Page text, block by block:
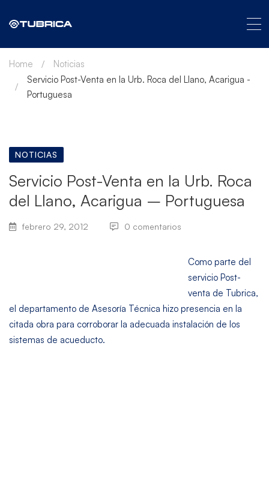
Home
Noticias
Servicio Post-Venta en la Urb. Roca del Llano, Acarigua -
Portuguesa
NOTICIAS
Servicio Post-Venta en la Urb. Roca
del Llano, Acarigua – Portuguesa
febrero 29, 2012 0 comentarios
Como parte del
servicio Post-
venta de Tubrica,
el departamento de Asesoría Técnica hizo presencia en la
citada obra para corroborar la adecuada instalación de los
sistemas de acueducto.